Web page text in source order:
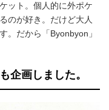
ット。個人的に外ポケ
のが好き。だけど大人
。だから「Byonbyon」
企画しました。